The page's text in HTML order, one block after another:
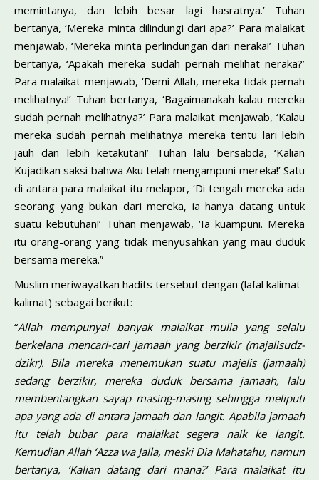
memintanya, dan lebih besar lagi hasratnya.’ Tuhan
bertanya, ‘Mereka minta dilindungi dari apa?’ Para malaikat
menjawab, ‘Mereka minta perlindungan dari neraka!’ Tuhan
bertanya, ‘Apakah mereka sudah pernah melihat neraka?’
Para malaikat menjawab, ‘Demi Allah, mereka tidak pernah
melihatnya!’ Tuhan bertanya, ‘Bagaimanakah kalau mere­ka
sudah pernah melihatnya?’ Para malaikat menjawab, ‘Kalau
mereka sudah pernah melihatnya mereka tentu lari lebih
jauh dan lebih ketakut­an!’ Tuhan lalu bersabda, ‘Kalian
Kujadikan saksi bahwa Aku telah mengampuni mereka!’ Satu
di antara para malaikat itu melapor, ‘Di tengah mereka ada
seorang yang bukan dari mereka, ia hanya datang untuk
suatu kebutuhan!’ Tuhan menjawab, ‘Ia kuampuni. Mereka
itu orang-orang yang tidak menyusahkan yang mau duduk
bersama mere­ka.”
Muslim meriwayatkan hadits tersebut dengan (lafal kalimat-
kalimat) sebagai berikut:
“Allah mempunyai banyak malaikat mulia yang selalu
berkelana mencari-cari jamaah yang berzikir (majalisudz-
dzikr). Bila mereka me­nemukan suatu majelis (jamaah)
sedang berzikir, mereka duduk bersa­ma jamaah, lalu
membentangkan sayap masing-masing sehingga meli­puti
apa yang ada di antara jamaah dan langit. Apabila jamaah
itu telah bubar para malaikat segera naik ke langit.
Kemudian Allah ‘Azza wa Jalla, meski Dia Mahatahu, namun
bertanya, ‘Kalian datang dari mana?’ Para malaikat itu